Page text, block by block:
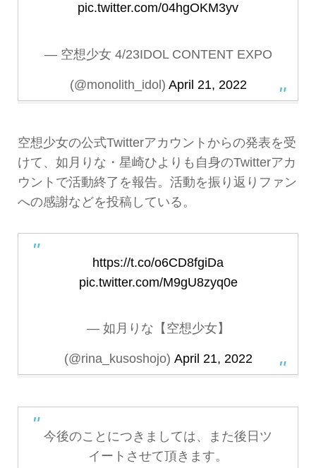
pic.twitter.com/04hgOKM3yv
— 空想少女 4/23IDOL CONTENT EXPO
(@monolith_idol) April 21, 2022
空想少女の公式Twitterアカウントからの発表を受
けて、如月りな・星崎ひよりも自身のTwitterアカ
ウントで活動終了を報告。活動を振り返りファン
への感謝などを投稿している。
https://t.co/o6CD8fgiDa
pic.twitter.com/M9gU8zyq0e
— 如月りな【空想少女】
(@rina_kusoshojo) April 21, 2022
今後のことにつきましては、また後日ツ
イートさせて頂きます。